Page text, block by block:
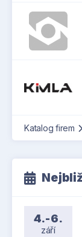
Katalog firem
4.-6.
září